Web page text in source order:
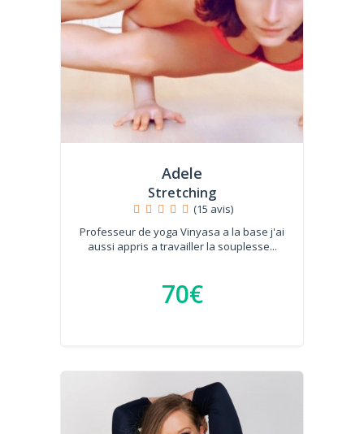
Adele
Stretching
(15 avis)
Professeur de yoga Vinyasa a la base j'ai
aussi appris a travailler la souplesse...
70€